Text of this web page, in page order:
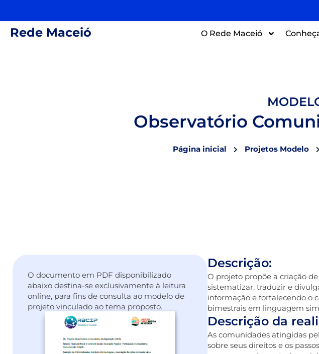
Rede Maceió O Rede Maceió
Observatório
Página inicial Projetos Modelo
O documento em PDF disponibilizado
abaixo destina-se exclusivamente à leitura
online, para fins de consulta ao modelo de
projeto vinculado ao tema proposto.
Descrição:
O projeto propõe a criação
sistematizar, traduzir e
informação e fortalecendo o
bimestrais em linguagem
Descrição da
As comunidades atingidas
sobre seus direitos e os